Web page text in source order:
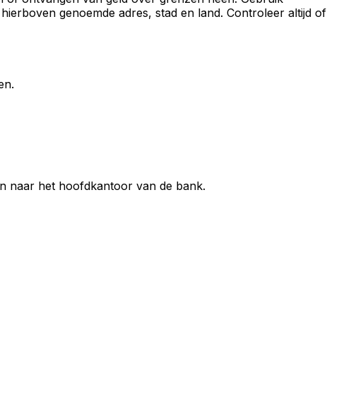
genoemde adres, stad en land. Controleer altijd of
naar het hoofdkantoor van de bank.